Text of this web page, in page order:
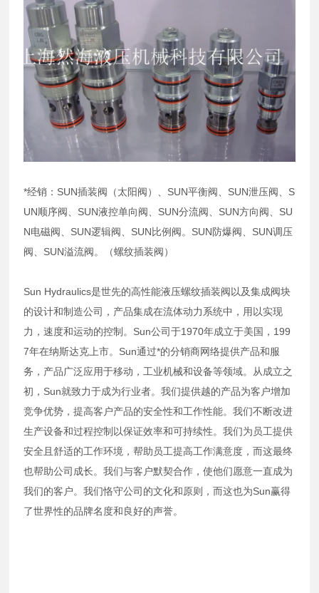
*经销：SUN插装阀（太阳阀）、SUN平衡阀、SUN泄压阀、S
UN顺序阀、SUN液控单向阀、SUN分流阀、SUN方向阀、SU
N电磁阀、SUN逻辑阀、SUN比例阀。SUN防爆阀、SUN调压
阀、SUN溢流阀。（螺纹插装阀）
Sun Hydraulics是世先的高性能液压螺纹插装阀以及集成阀块
的设计和制造公司，产品集成在流体动力系统中，用以实现
力，速度和运动的控制。Sun公司于1970年成立于美国，199
7年在纳斯达克上市。Sun通过*的分销商网络提供产品和服
务，产品广泛应用于移动，工业机械和设备等领域。从成立之
初，Sun就致力于成为行业者。我们提供越的产品为客户增加
竞争优势，提高客户产品的安全性和工作性能。我们不断改进
生产设备和过程控制以保证效率和可持续性。我们为员工提供
安全且舒适的工作环境，帮助员工提高工作满意度，而这最终
也帮助公司成长。我们与客户默契合作，使他们愿意一直成为
我们的客户。我们恪守公司的文化和原则，而这也为Sun赢得
了世界性的品牌名度和良好的声誉。